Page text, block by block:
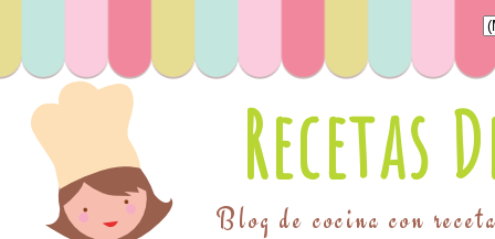
Recetas
Blog de cocina con